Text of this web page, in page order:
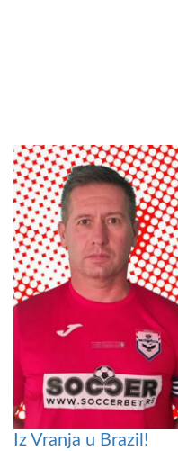
Iz Vranja u Brazil!